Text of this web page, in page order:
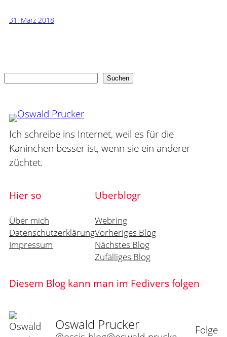
31. März 2018
Suchen Suchen
Ich schreibe ins Internet, weil es für die
Kaninchen besser ist, wenn sie ein anderer
züchtet.
Hier so
Über mich
Datenschutzerklärung
Impressum
Uberblogr
Webring
Vorheriges Blog
Nächstes Blog
Zufälliges Blog
Diesem Blog kann man im Fedivers folgen
Oswald Prucker Folge